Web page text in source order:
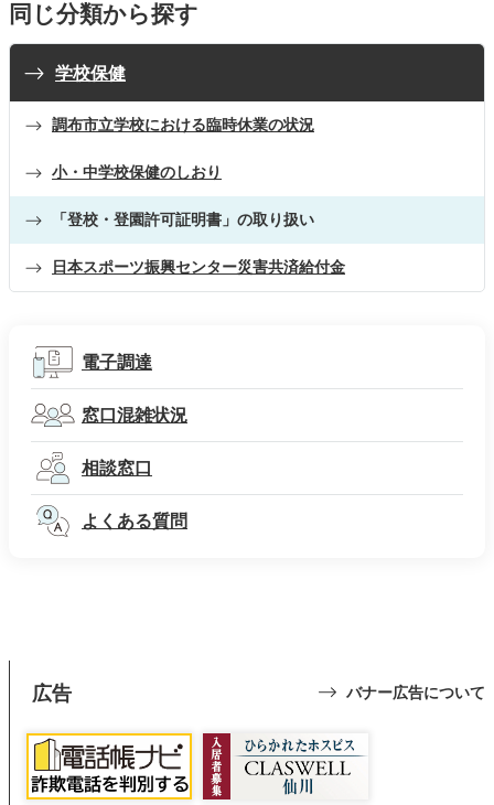
同じ分類から探す
学校保健
調布市立学校における臨時休業の状況
小・中学校保健のしおり
「登校・登園許可証明書」の取り扱い
日本スポーツ振興センター災害共済給付金
電子調達
窓口混雑状況
相談窓口
よくある質問
広告 バナー広告について